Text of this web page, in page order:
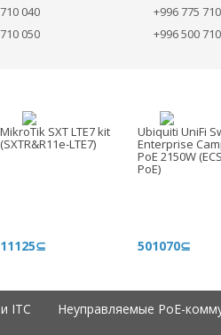
040
050
+996 775
+996 500
MikroTik SXT LTE7 kit
(SXTR&R11e-LTE7)
11125⊆
Ubiquiti UniFi
Enterprise
PoE 2150W
PoE)
501070⊆
ITC Неуправляемые PoE-